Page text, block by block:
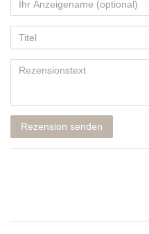
Rezension senden